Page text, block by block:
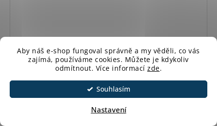
Aby náš e-shop fungoval správně a my věděli, co vás
zajímá, používáme cookies. Můžete je kdykoliv
odmítnout. Více informací zde.
Souhlasím
Nastavení